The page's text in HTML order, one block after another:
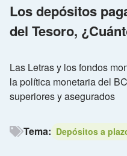
Los depósitos
del Tesoro,
Las Letras y los fondos
la política monetaria del
superiores y asegurados
Tema: Depósitos a